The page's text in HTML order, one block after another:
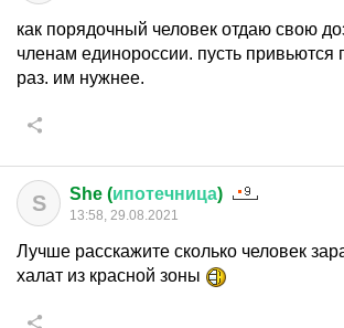
как порядочный человек отдаю свою
членам единороссии. пусть привьются
раз. им нужнее.
S She (ипотечница)
13:58, 29.08.2021
Лучше расскажите сколько человек
халат из красной зоны